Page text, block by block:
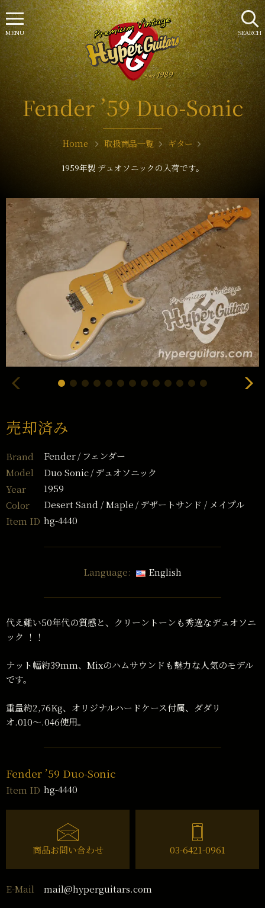
Fender ’59 Duo-Sonic
Home 取扱商品一覧 ギター
1959年製 デュオソニックの入荷です。
売却済み
Brand Fender
フェンダー
Model
Duo Sonic
デュオソニック
Year
1959
Color
Desert Sand / Maple
デザートサンド / メイプル
Item ID hg-4440
Language: English
代え難い50年代の質感と、クリーントーンも秀逸なデュオソニ
ック ！！
ナット幅約39mm、Mixのハムサウンドも魅力な人気のモデル
です。
重量約2,76Kg、オリジナルハードケース付属、ダダリ
オ.010〜.046使用。
Fender ’59 Duo-Sonic
Item ID hg-4440
商品お問い合わせ 03-6421-0961
E-Mail mail@hyperguitars.com
SEARCH
MENU